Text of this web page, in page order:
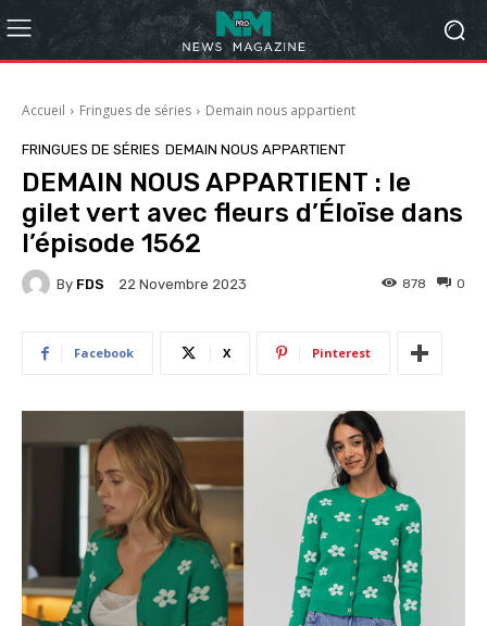
Accueil Fringues de séries Demain nous appartient
FRINGUES DE SÉRIES DEMAIN NOUS APPARTIENT
DEMAIN NOUS APPARTIENT : le
gilet vert avec fleurs d’Éloïse dans
l’épisode 1562
By FDS 22 Novembre 2023 0
878
Facebook X Pinterest